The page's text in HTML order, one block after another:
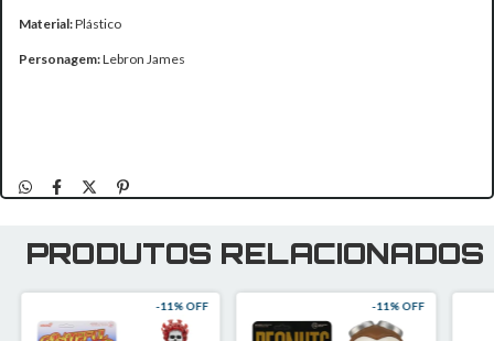
Material:Plástico
Personagem:Lebron James
PRODUTOS RELACIONADOS
-11% OFF -11% OFF